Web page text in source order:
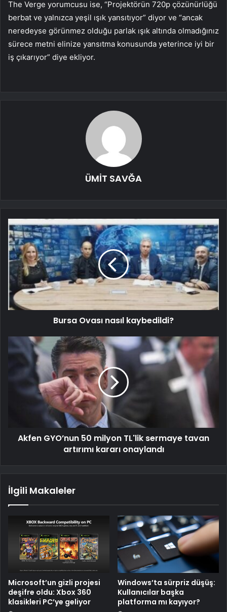
The Verge yorumcusu ise, “Projektörün 720p çözünürlüğü
berbat ve yalnızca yeşil ışık yansıtıyor” diyor ve “ancak
neredeyse görünmez olduğu parlak ışık altında olmadığınız
sürece metni elinize yansıtma konusunda yeterince iyi bir
iş çıkarıyor” diye ekliyor.
ÜMİT SAVĞA
Bursa Ovası nasıl kaybedildi?
Akfen GYO’nun 50 milyon TL'lik sermaye tavan
artırımı kararı onaylandı
İlgili Makaleler
Microsoft’un gizli projesi
deşifre oldu: Xbox 360
klasikleri PC’ye geliyor
Windows’ta sürpriz düşüş:
Kullanıcılar başka
platforma mı kayıyor?